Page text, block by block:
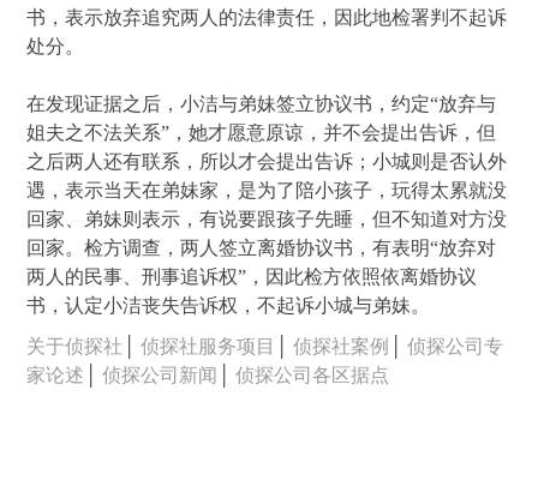
书，表示放弃追究两人的法律责任，因此地检署判不起诉
处分。
在发现证据之后，小洁与弟妹签立协议书，约定“放弃与
姐夫之不法关系”，她才愿意原谅，并不会提出告诉，但
之后两人还有联系，所以才会提出告诉；小城则是否认外
遇，表示当天在弟妹家，是为了陪小孩子，玩得太累就没
回家、弟妹则表示，有说要跟孩子先睡，但不知道对方没
回家。检方调查，两人签立离婚协议书，有表明“放弃对
两人的民事、刑事追诉权”，因此检方依照依离婚协议
书，认定小洁丧失告诉权，不起诉小城与弟妹。
关于侦探社 │侦探社服务项目 │侦探社案例 │侦探公司专
家论述 │侦探公司新闻 │侦探公司各区据点